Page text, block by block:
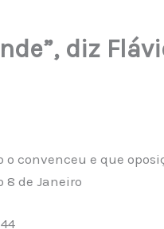
diz
convenceu e que
8 de Janeiro